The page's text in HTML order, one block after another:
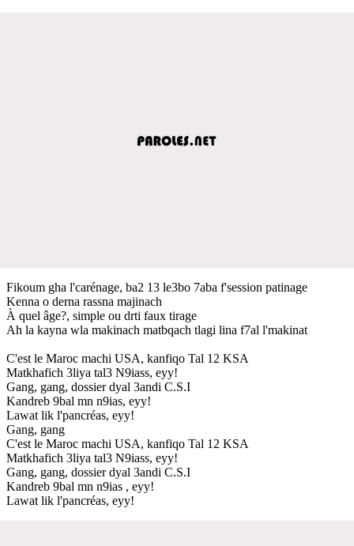
Fikoum gha l'carénage, ba2 13 le3bo 7aba f'session patinage
Kenna o derna rassna majinach
À quel âge?, simple ou drti faux tirage
Ah la kayna wla makinach matbqach tlagi lina f7al l'makinat
C'est le Maroc machi USA, kanfiqo Tal 12 KSA
Matkhafich 3liya tal3 N9iass, eyy!
Gang, gang, dossier dyal 3andi C.S.I
Kandreb 9bal mn n9ias, eyy!
Lawat lik l'pancréas, eyy!
Gang, gang
C'est le Maroc machi USA, kanfiqo Tal 12 KSA
Matkhafich 3liya tal3 N9iass, eyy!
Gang, gang, dossier dyal 3andi C.S.I
Kandreb 9bal mn n9ias , eyy!
Lawat lik l'pancréas, eyy!